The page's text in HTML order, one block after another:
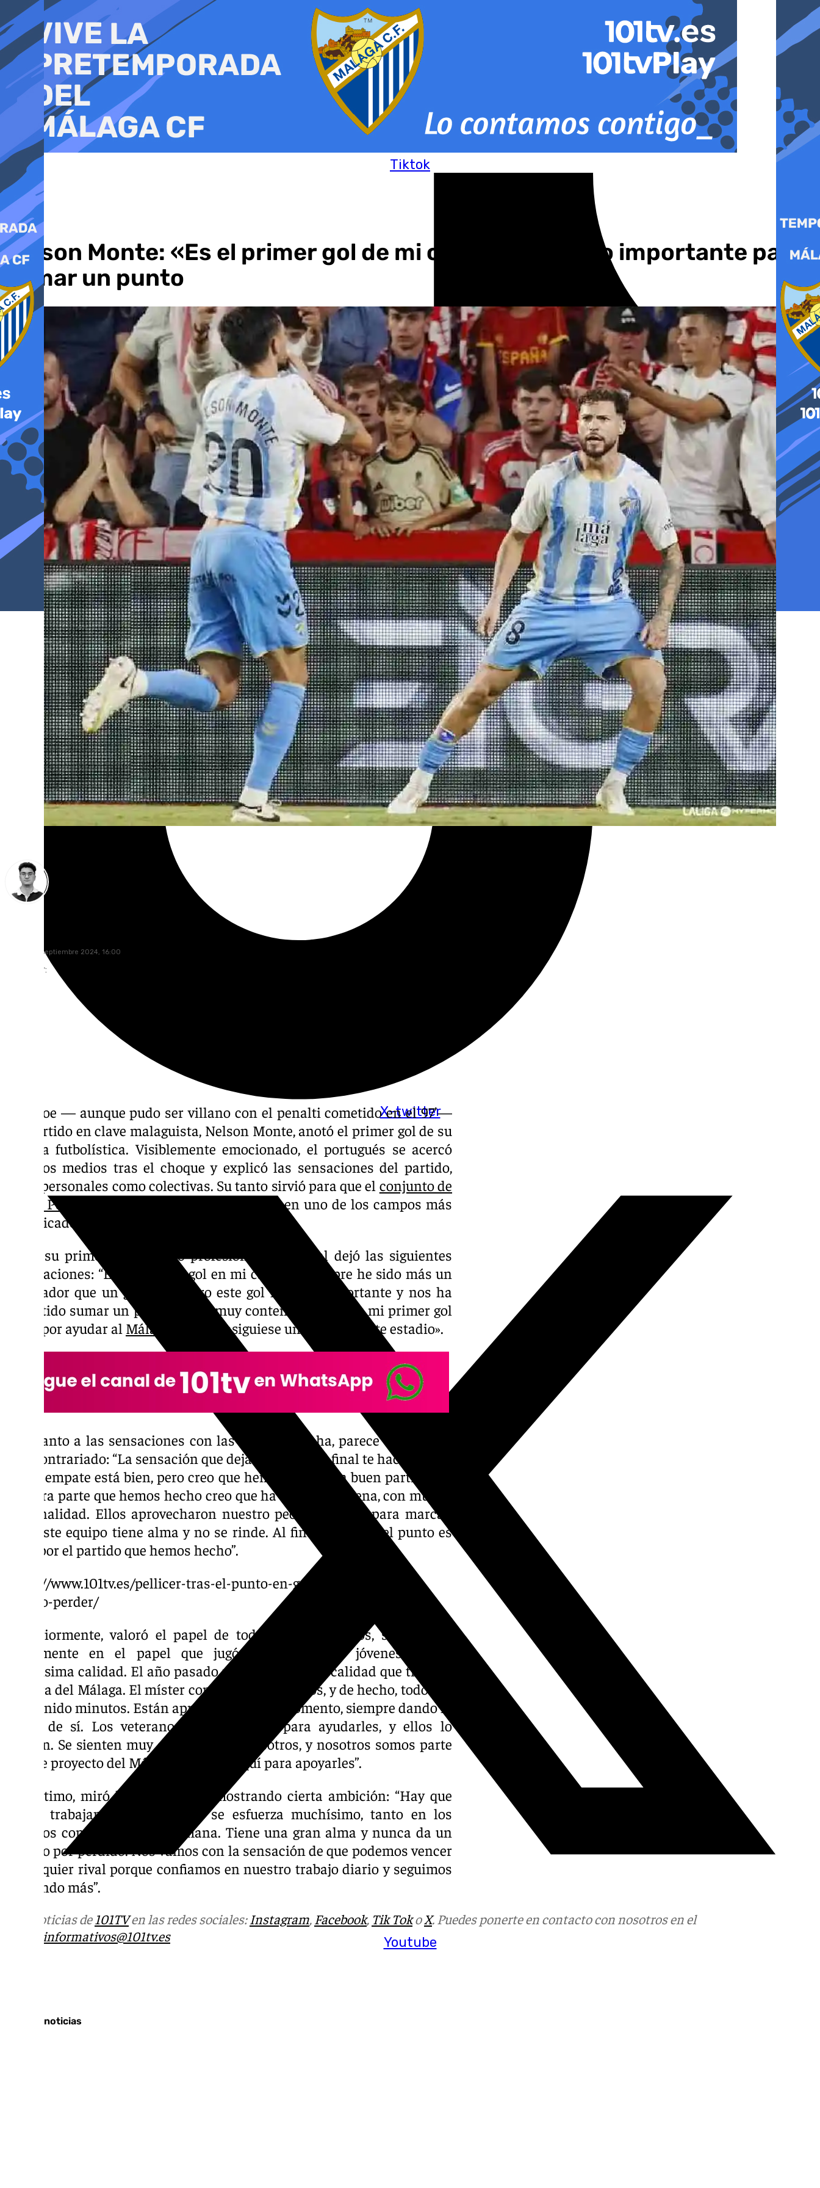
al
contenido
Tiktok
X-twitter
Youtube
Nelson Monte: «Es el primer gol de mi carrera y ha sido importante para
sumar un punto
sábado, 21 septiembre 2024, 16:00
Compartir:
El héroe — aunque pudo ser villano con el penalti cometido en el 97’—
del partido en clave malaguista, Nelson Monte, anotó el primer gol de su
carrera futbolística. Visiblemente emocionado, el portugués se acercó
ante los medios tras el choque y explicó las sensaciones del partido,
tanto personales como colectivas. Su tanto sirvió para que el conjunto de
Sergio Pellicer consiguiese un valioso puntoen uno de los campos más
complicados de la categoría.
Sobre su primer tanto como profesional, el central dejó las siguientes
declaraciones: “Es mi primer gol en mi carrera. Siempre he sido más un
rematador que un goleador, pero este gol ha sido importante y nos ha
permitido sumar un punto. Estoy muy contento, tanto por mi primer gol
como por ayudar al Málaga a que consiguiese un punto en este estadio».
En cuanto a las sensaciones con las que se marcha, parece que le deja
algo contrariado: “La sensación que deja el penalti al final te hace pensar
que el empate está bien, pero creo que hemos hecho un buen partido. La
primera parte que hemos hecho creo que ha sido muy buena, con mucha
personalidad. Ellos aprovecharon nuestro peor momento para marcar,
pero este equipo tiene alma y no se rinde. Al final, creo que el punto es
justo por el partido que hemos hecho”.
https://www.101tv.es/pellicer-tras-el-punto-en-granada-habria-sido-
injusto-perder/
Posteriormente, valoró el papel de todos los canteranos, sin ceñirse
únicamente en el papel que jugó Antoñito: “Los jóvenes tienen
muchísima calidad. El año pasado me sorprendió la calidad que tiene la
cantera del Málaga. El míster confía mucho en ellos, y de hecho, todos ya
han tenido minutos. Están aprovechando su momento, siempre dando lo
mejor de sí. Los veteranos estamos aquí para ayudarles, y ellos lo
sienten. Se sienten muy cómodos con nosotros, y nosotros somos parte
de este proyecto del Málaga, estamos aquí para apoyarles”.
Por último, miró hacia el futuro mostrando cierta ambición: “Hay que
seguir trabajando. Este equipo se esfuerza muchísimo, tanto en los
partidos como durante la semana. Tiene una gran alma y nunca da un
partido por perdido. Nos vamos con la sensación de que podemos vencer
a cualquier rival porque confiamos en nuestro trabajo diario y seguimos
buscando más”.
Más noticias de 101TVen las redes sociales: Instagram, Facebook, Tik TokoX. Puedes ponerte en contacto con nosotros en el
informativos@101tv.es
Últimas noticias